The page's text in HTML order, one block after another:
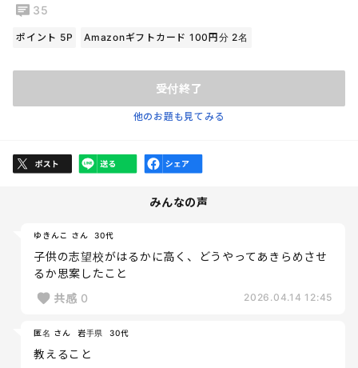
35
ポイント 5P Amazonギフトカード 100円分 2名
受付終了
他のお題も見てみる
みんなの声
ゆきんこ さん 30代
子供の志望校がはるかに高く、どうやってあきらめさせ
るか思案したこと
共感 0 2026.04.14 12:45
匿名 さん 岩手県 30代
教えること